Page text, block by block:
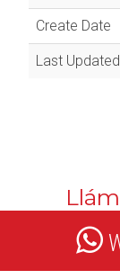
Create Date
Last Updated